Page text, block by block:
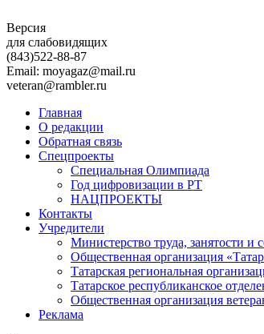
Версия
для слабовидящих
(843)522-88-87
Email: moyagaz@mail.ru
veteran@rambler.ru
Главная
О редакции
Обратная связь
Спецпроекты
Специальная Олимпиада
Год цифровизации в РТ
НАЦПРОЕКТЫ
Контакты
Учредители
Министерство труда, занятости и
Общественная организация
Татарская региональная
Татарское республиканское
Общественная организация
Реклама